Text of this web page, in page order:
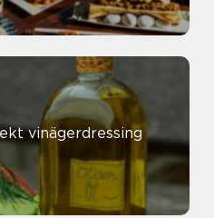
vinägerdressing